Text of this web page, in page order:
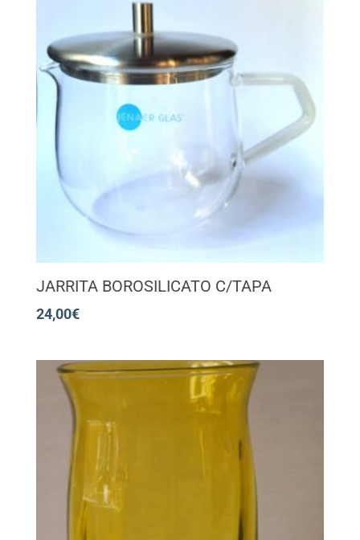
JARRITA BOROSILICATO C/TAPA
24,00€